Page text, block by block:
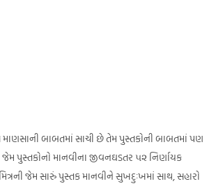
બાબતમાં સાચી છે તેમ પુસ્તકોની બાબતમાં પણ
જેમ પુસ્તકોનો માનવીના જીવનઘડતર ૫૨ નિર્ણાયક
જેમ સારું પુસ્તક માનવીને સુખદુઃખમાં સાથ, સહારો